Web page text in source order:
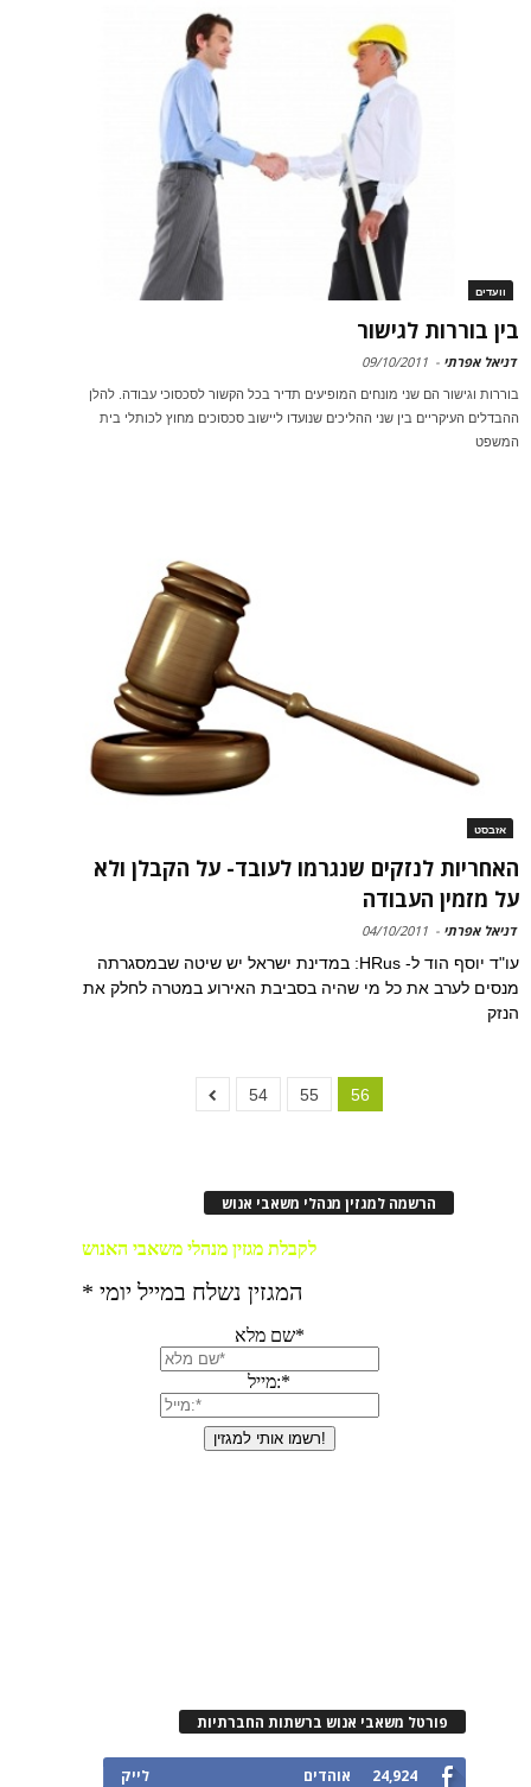
וועדים
בין בוררות לגישור
דניאל אפרתי -
09/10/2011
בוררות וגישור הם שני מונחים המופיעים תדיר בכל הקשור לסכסוכי עבודה. להלן
ההבדלים העיקריים בין שני ההליכים שנועדו ליישוב סכסוכים מחוץ לכותלי בית
המשפט
אזבסט
האחריות לנזקים שנגרמו לעובד- על הקבלן ולא
על מזמין העבודה
דניאל אפרתי -
04/10/2011
עו"ד יוסף הוד ל- HRus: במדינת ישראל יש שיטה שבמסגרתה
מנסים לערב את כל מי שהיה בסביבת האירוע במטרה לחלק את
הנזק
54 55 56
הרשמה למגזין מנהלי משאבי אנוש
פורטל משאבי אנוש ברשתות החברתיות
24,924 אוהדים לייק